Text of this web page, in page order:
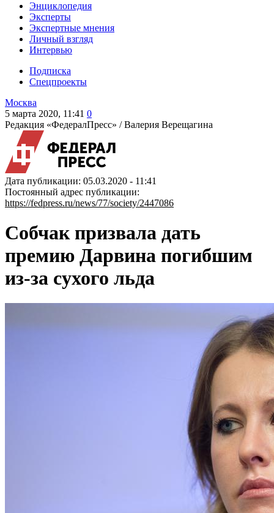
Энциклопедия
Эксперты
Экспертные мнения
Личный взгляд
Интервью
Подписка
Спецпроекты
Москва
5 марта 2020, 11:41 0
Редакция «ФедералПресс» /Валерия Верещагина
Дата публикации: 05.03.2020 - 11:41
Постоянный адрес публикации:
https://fedpress.ru/news/77/society/2447086
Собчак призвала дать
премию Дарвина погибшим
из-за сухого льда